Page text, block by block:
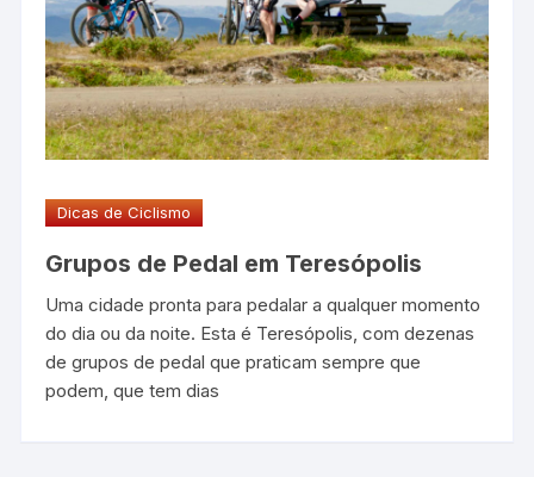
Dicas de Ciclismo
Grupos de Pedal em Teresópolis
Uma cidade pronta para pedalar a qualquer momento
do dia ou da noite. Esta é Teresópolis, com dezenas
de grupos de pedal que praticam sempre que
podem, que tem dias